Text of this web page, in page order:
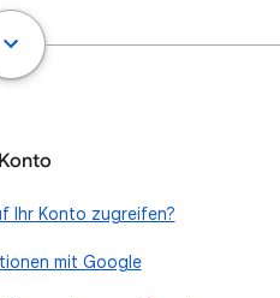
Ihr Konto zugreifen?
mit Google